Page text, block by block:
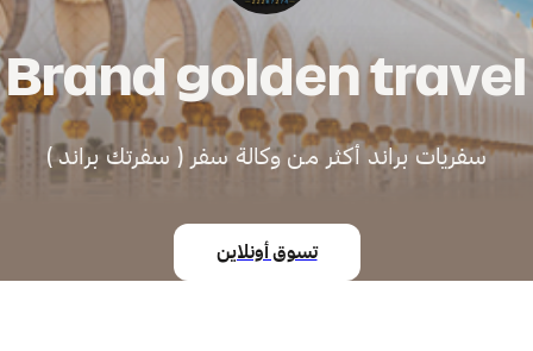
Brand golden travel
سفريات براند أكثر من وكالة سفر ( سفرتك براند )
تسوق أونلاين